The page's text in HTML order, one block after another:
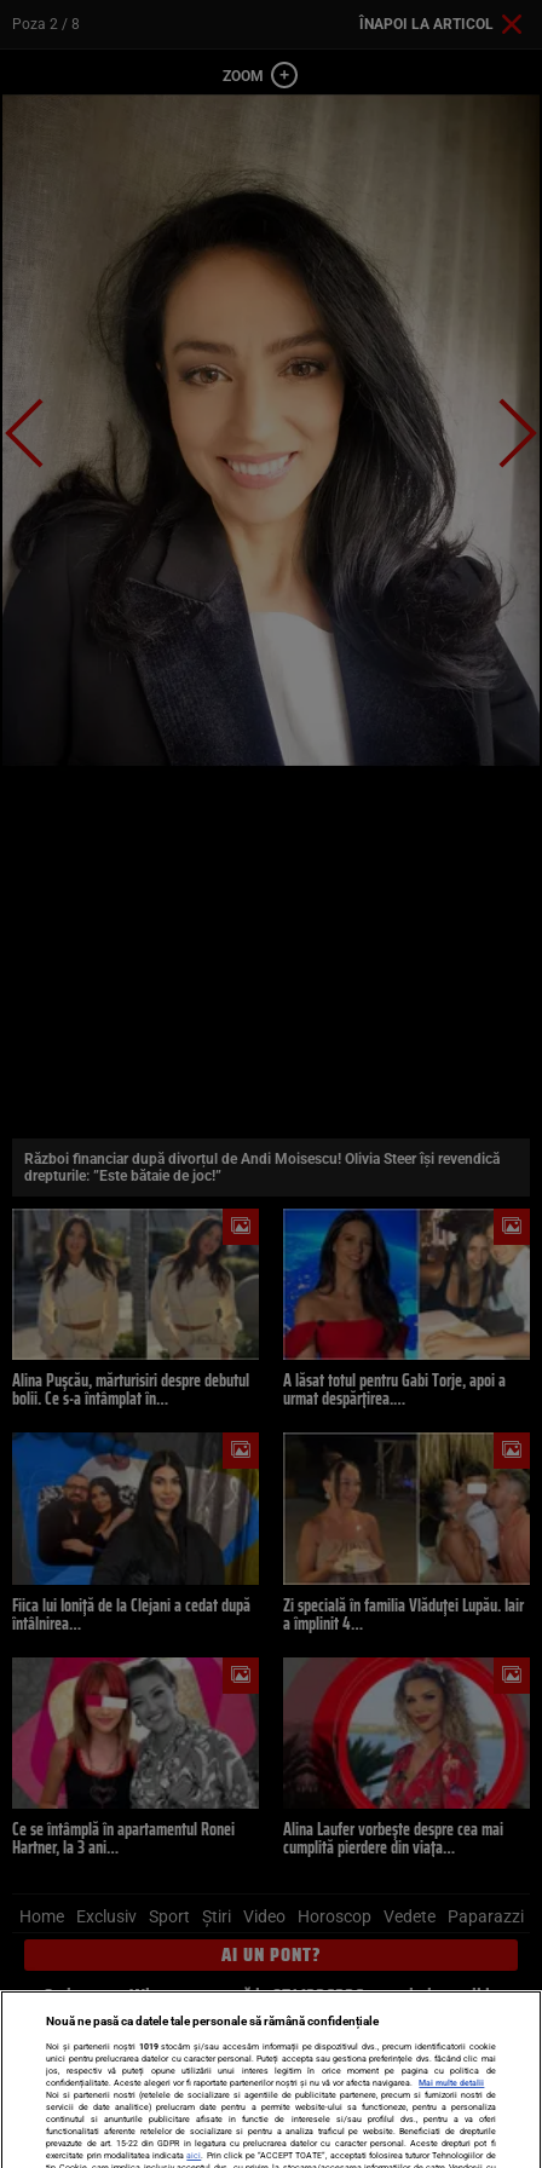
Poza 2 / 8 ÎNAPOI LA ARTICOL
Război financiar după divorțul de Andi Moisescu! Olivia Steer își revendică
drepturile: ”Este bătaie de joc!”
Alina Pușcău, mărturisiri despre debutul
bolii. Ce s-a întâmplat în…
A lăsat totul pentru Gabi Torje, apoi a
urmat despărțirea.…
Fiica lui Ioniță de la Clejani a cedat după
întâlnirea…
Zi specială în familia Vlăduței Lupău. Iair
a împlinit 4…
Ce se întâmplă în apartamentul Ronei
Hartner, la 3 ani…
Alina Laufer vorbește despre cea mai
cumplită pierdere din viața…
Home Exclusiv Sport Știri Video Horoscop Vedete Paparazzi
AI UN PONT?
Scrie-ne pe Whatsapp, sună la 0741226226 sau trimite mail la
pont@cancan.ro
Știri interne Știri externe
Politică
Ultimele stiri
Diete Insula Iubirii Dictionar de vise
LIFE STYLE
Horoscop
Nouă ne pasă ca datele tale personale să rămână confidențiale
Noi și partenerii noștri 1019stocăm și/sau accesăm informații pe dispozitivul dvs., precum identificatorii cookie
unici pentru prelucrarea datelor cu caracter personal. Puteți accepta sau gestiona preferințele dvs. făcând clic mai
jos, respectiv vă puteți opune utilizării unui interes legitim în orice moment pe pagina cu politica de
confidențialitate. Aceste alegeri vor fi raportate partenerilor noștri și nu vă vor afecta navigarea.
Mai multe detalii
Noi si partenerii nostri (retelele de socializare si agentiile de publicitate partenere, precum si furnizorii nostri de
servicii de date analitice) prelucram date pentru a permite website-ului sa functioneze, pentru a personaliza
continutul si anunturile publicitare afisate in functie de interesele si/sau profilul dvs., pentru a va oferi
functionalitati aferente retelelor de socializare si pentru a analiza traficul pe website. Beneficiati de drepturile
prevazute de art. 15-22 din GDPR in legatura cu prelucrarea datelor cu caracter personal. Aceste drepturi pot fi
exercitate prin modalitatea indicataaici . Prin click pe “ACCEPT TOATE”, acceptati folosirea tuturor Tehnologiilor de